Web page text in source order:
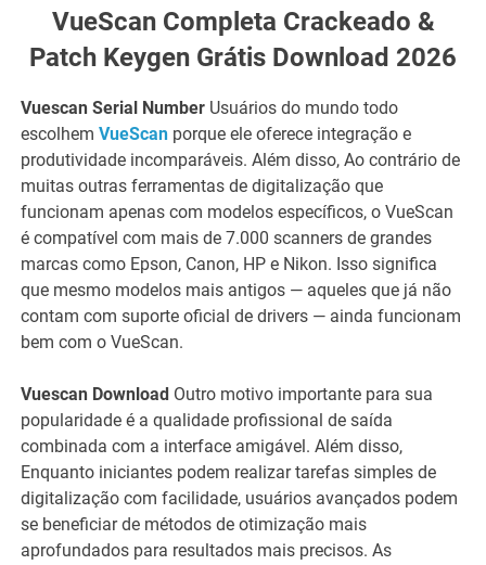
VueScan Completa Crackeado &
Patch Keygen Grátis Download 2026
Vuescan Serial Number Usuários do mundo todo
escolhemVueScan porque ele oferece integração e
produtividade incomparáveis. Além disso, Ao contrário de
muitas outras ferramentas de digitalização que
funcionam apenas com modelos específicos, o VueScan
é compatível com mais de 7.000 scanners de grandes
marcas como Epson, Canon, HP e Nikon. Isso significa
que mesmo modelos mais antigos — aqueles que já não
contam com suporte oficial de drivers — ainda funcionam
bem com o VueScan.
Vuescan Download​ Outro motivo importante para sua
popularidade é a qualidade profissional de saída
combinada com a interface amigável. Além disso,
Enquanto iniciantes podem realizar tarefas simples de
digitalização com facilidade, usuários avançados podem
se beneficiar de métodos de otimização mais
aprofundados para resultados mais precisos. As